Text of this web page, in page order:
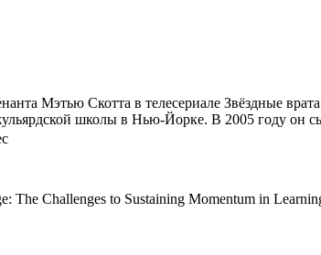
Мэтью Скотта в телесериале Звёздные
школы в Нью-Йорке. В 2005 году он
The Challenges to Sustaining Momentum in